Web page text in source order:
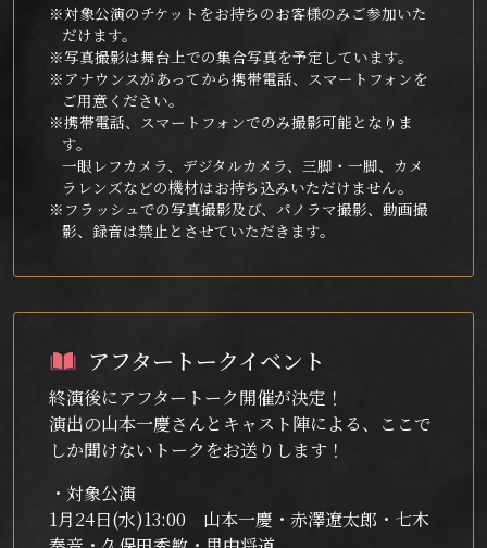
※対象公演のチケットをお持ちのお客様のみご参加いた
だけます。
※写真撮影は舞台上での集合写真を予定しています。
※アナウンスがあってから携帯電話、スマートフォンを
ご用意ください。
※携帯電話、スマートフォンでのみ撮影可能となりま
す。
一眼レフカメラ、デジタルカメラ、三脚・一脚、カメ
ラレンズなどの機材はお持ち込みいただけません。
※フラッシュでの写真撮影及び、パノラマ撮影、動画撮
影、録音は禁止とさせていただきます。
アフタートークイベント
終演後にアフタートーク開催が決定！
演出の山本一慶さんとキャスト陣による、ここで
しか聞けないトークをお送りします！
・対象公演
1月24日(水)13:00 山本一慶・赤澤遼太郎・七木